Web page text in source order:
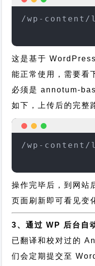
/wp-content/
这是基于
能正常使用，需要看
必须是 annotum-
如下，上传后的完整
/wp-content/
操作完毕后，到网
页面刷新即可看见变
3、通过 WP 后台自
已翻译和校对过的
们会定期提交至